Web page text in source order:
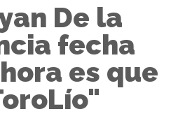
De la
fecha
es que